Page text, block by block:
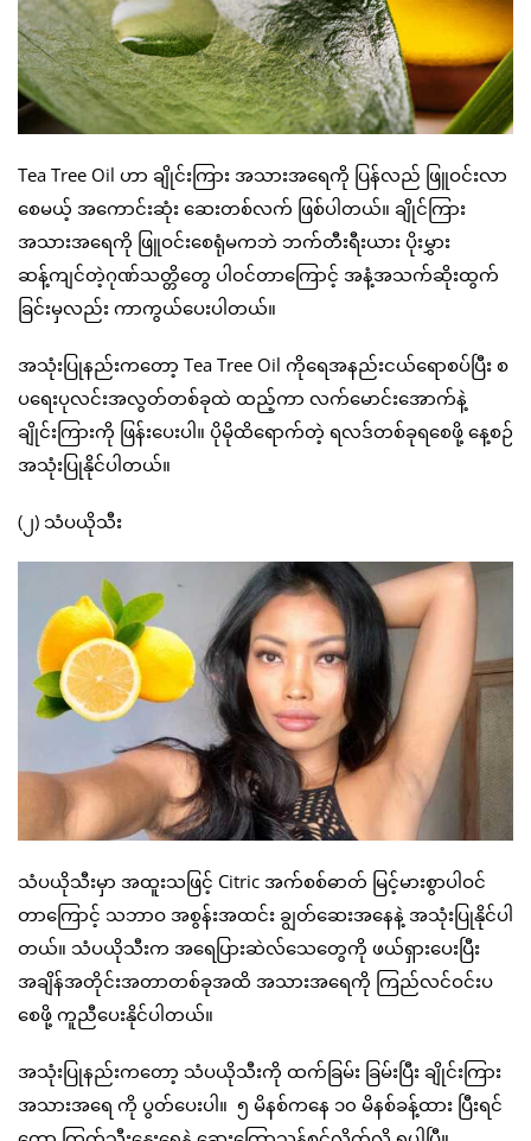
Tea Tree Oil ဟာ ချိုင်းကြား အသားအရေကို ပြန်လည် ဖြူဝင်းလာ
စေမယ့် အကောင်းဆုံး ဆေးတစ်လက် ဖြစ်ပါတယ်။ ချိုင်ကြား
အသားအရေကို ဖြူဝင်းစေရုံမကဘဲ ဘက်တီးရီးယား ပိုးမွှား
ဆန့်ကျင်တဲ့ဂုဏ်သတ္တိတွေ ပါဝင်တာကြောင့် အနံ့အသက်ဆိုးထွက်
ခြင်းမှလည်း ကာကွယ်ပေးပါတယ်။
အသုံးပြုနည်းကတော့ Tea Tree Oil ကိုရေအနည်းငယ်ရောစပ်ပြီး စ
ပရေးပုလင်းအလွတ်တစ်ခုထဲ ထည့်ကာ လက်မောင်းအောက်နဲ့
ချိုင်းကြားကို ဖြန်းပေးပါ။ ပိုမိုထိရောက်တဲ့ ရလဒ်တစ်ခုရစေဖို့ နေ့စဉ်
အသုံးပြုနိုင်ပါတယ်။
(၂) သံပယိုသီး
သံပယိုသီးမှာ အထူးသဖြင့် Citric အက်စစ်ဓာတ် မြင့်မားစွာပါဝင်
တာကြောင့် သဘာဝ အစွန်းအထင်း ချွတ်ဆေးအနေနဲ့ အသုံးပြုနိုင်ပါ
တယ်။ သံပယိုသီးက အရေပြားဆဲလ်သေတွေကို ဖယ်ရှားပေးပြီး
အချိန်အတိုင်းအတာတစ်ခုအထိ အသားအရေကို ကြည်လင်ဝင်းပ
စေဖို့ ကူညီပေးနိုင်ပါတယ်။
အသုံးပြုနည်းကတော့ သံပယိုသီးကို ထက်ခြမ်း ခြမ်းပြီး ချိုင်းကြား
အသားအရေ ကို ပွတ်ပေးပါ။ ၅ မိနစ်ကနေ ၁၀ မိနစ်ခန့်ထား ပြီးရင်